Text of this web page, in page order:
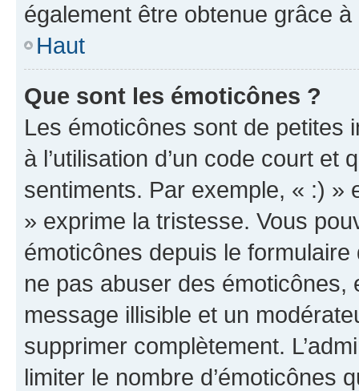
également être obtenue grâce à
Haut
Que sont les émoticônes ?
Les émoticônes sont de petites
à l’utilisation d’un code court et
sentiments. Par exemple, « :) »
» exprime la tristesse. Vous
émoticônes depuis le
ne pas abuser des
message illisible et un
supprimer complètement.
limiter le nombre d’émoticônes